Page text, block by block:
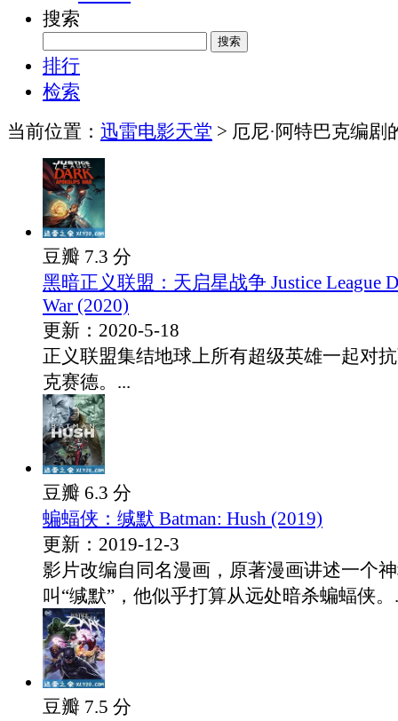
搜索
排行
检索
当前位置： 迅雷电影天堂 > 厄尼·阿特巴克编剧
豆瓣 7.3 分
黑暗正义联盟：天启星战争 Justice League
War (2020)
更新：2020-5-18
正义联盟集结地球上所有超级英雄一起对
克赛德。...
豆瓣 6.3 分
蝙蝠侠：缄默 Batman: Hush (2019)
更新：2019-12-3
影片改编自同名漫画，原著漫画讲述一个
叫“缄默”，他似乎打算从远处暗杀蝙蝠侠。
豆瓣 7.5 分